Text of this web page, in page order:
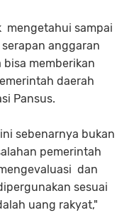
mengetahui sampai
anggaran
memberikan
daerah
Pansus.
sebenarnya bukan
pemerintah
dan
sesuai
uang rakyat,"